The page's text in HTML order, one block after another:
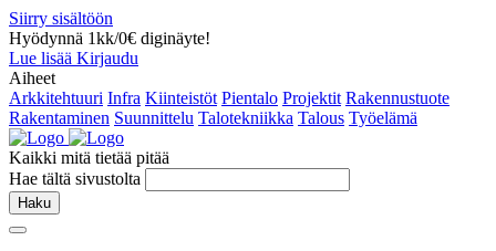
Siirry sisältöön
Hyödynnä 1kk/0€ diginäyte!
Lue lisää Kirjaudu
Aiheet
Arkkitehtuuri Infra Kiinteistöt Pientalo Projektit Rakennustuote
Rakentaminen Suunnittelu Talotekniikka Talous Työelämä
Kaikki mitä tietää pitää
Hae tältä sivustolta
Haku